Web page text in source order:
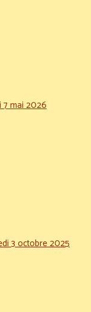
7 mai 2026
3 octobre 2025